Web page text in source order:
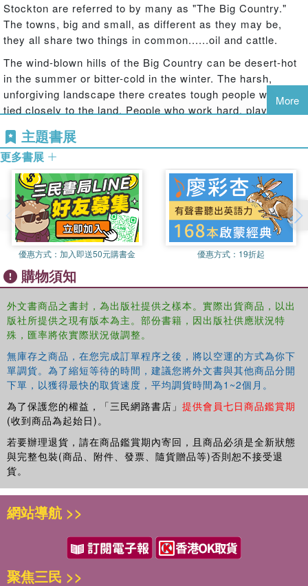
Stockton are referred to by many as "The Big Country."
The towns, big and small, as different as they may be,
they all share two things in common......oil and cattle.
The wind-blown hills of the Big Country can be desert-hot
in the summer or bitter-cold in the winter. The harsh,
unforgiving landscape there creates tough people who are
tied closely to the land. People who work hard, play hard,
This is the story about two such people who meet by
sheer chance on a late Sunday afternoon at a truck stop in
a small town. That unexpected meeting would turn into a
whirlwind romance with life-long consequences for both of
them and also everyone around them.
More
主題書展
更多書展
優惠方式： 加入即送50元購書金 優惠方式： 19折起
購物須知
外文書商品之書封，為出版社提供之樣本。實際出貨商品，以出
版社所提供之現有版本為主。部份書籍，因出版社供應狀況特
殊，匯率將依實際狀況做調整。
無庫存之商品，在您完成訂單程序之後，將以空運的方式為你下
單調貨。為了縮短等待的時間，建議您將外文書與其他商品分開
下單，以獲得最快的取貨速度，平均調貨時間為1~2個月。
為了保護您的權益，「三民網路書店」 提供會員七日商品鑑賞期
(收到商品為起始日)。
若要辦理退貨，請在商品鑑賞期內寄回，且商品必須是全新狀態
與完整包裝(商品、附件、發票、隨貨贈品等)否則恕不接受退
貨。
網站導航 >>
聚焦三民 >>